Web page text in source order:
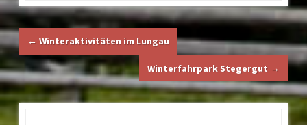
← Winteraktivitäten im Lungau
Winterfahrpark Stegergut →